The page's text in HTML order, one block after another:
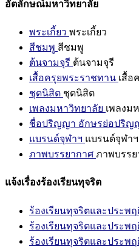
อัตลักษณ์มหาวิทยาลัย
พระเกี้ยว พระเกี้ยว
สีชมพู สีชมพู
ต้นจามจุรี ต้นจามจุรี
เสื้อครุยพระราชทาน เสื้อ
ชุดนิสิต ชุดนิสิต
เพลงมหาวิทยาลัย เพลงม
ชื่อปริญญา อักษรย่อปริญ
แบรนด์จุฬาฯ แบรนด์จุฬาฯ
ภาพบรรยากาศ ภาพบรรย
แจ้งเรื่องร้องเรียนทุจริต
ร้องเรียนทุจริตและประพ
ร้องเรียนทุจริตและประพ
ร้องเรียนทุจริตและประพ